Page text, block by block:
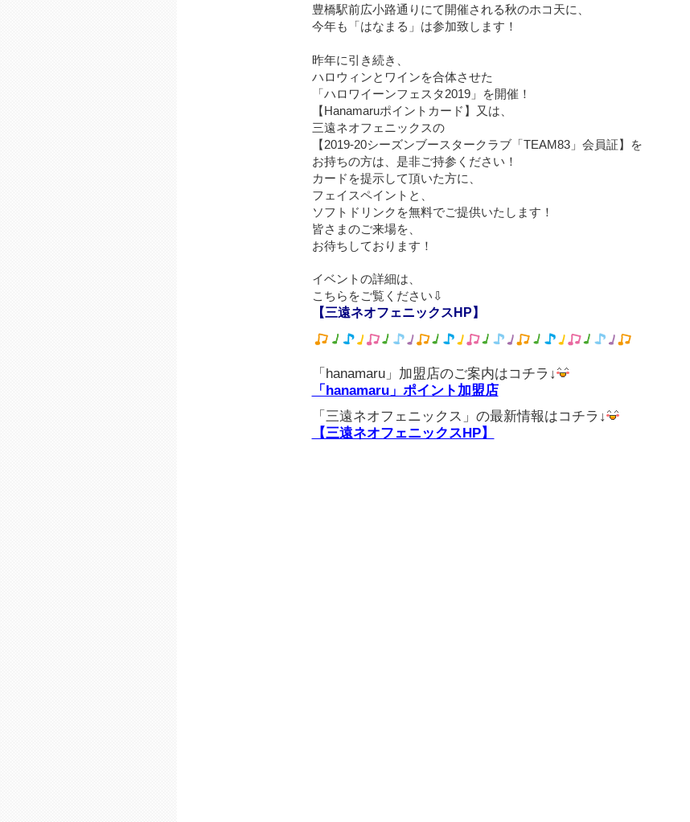
豊橋駅前広小路通りにて開催される秋のホコ天に、
今年も「はなまる」は参加致します！
昨年に引き続き、
ハロウィンとワインを合体させた
「ハロワイーンフェスタ2019」を開催！
【Hanamaruポイントカード】又は、
三遠ネオフェニックスの
【2019-20シーズンブースタークラブ「TEAM83」会員証】を
お持ちの方は、是非ご持参ください！
カードを提示して頂いた方に、
フェイスペイントと、
ソフトドリンクを無料でご提供いたします！
皆さまのご来場を、
お待ちしております！
イベントの詳細は、
こちらをご覧ください⇩
【三遠ネオフェニックスHP】
「hanamaru」加盟店のご案内はコチラ↓
「hanamaru」ポイント加盟店
「三遠ネオフェニックス」の最新情報はコチラ↓
【三遠ネオフェニックスHP】